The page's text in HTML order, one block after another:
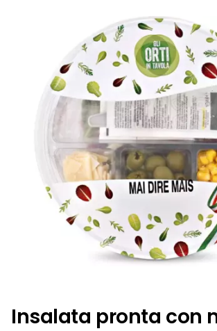
Insalata pronta con